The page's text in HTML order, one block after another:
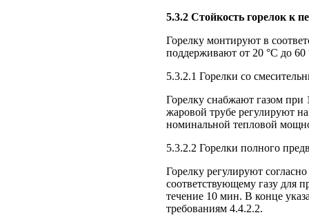
5.3.2 Стойкость горелок к
Горелку монтируют в
поддерживают от 20 °С до 60
5.3.2.1 Горелки со
Горелку снабжают газом
жаровой трубе регулируют
номинальной тепловой
5.3.2.2 Горелки полного
Горелку регулируют
соответствующему газу для
течение 10 мин. В конце
требованиям 4.4.2.2.